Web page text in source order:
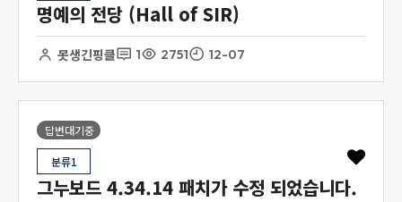
명예의 전당 (Hall of SIR)
못생긴핑클 1 2751 12-07
답변대기중
분류1
그누보드 4.34.14 패치가 수정 되었습니다.